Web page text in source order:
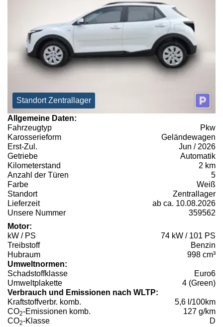
Standort Zentrallager
Allgemeine Daten:
Fahrzeugtyp
Pkw
Karosserieform
Geländewagen
Erst-Zul.
Jun / 2026
Getriebe
Automatik
Kilometerstand
2 km
Anzahl der Türen
5
Farbe
Weiß
Standort
Zentrallager
Lieferzeit
ab ca. 10.08.2026
Unsere Nummer
359562
Motor:
kW / PS
74 kW / 101 PS
Treibstoff
Benzin
Hubraum
998 cm³
Umweltnormen:
Schadstoffklasse
Euro6
Umweltplakette
4 (Green)
Verbrauch und Emissionen nach WLTP:
Kraftstoffverbr. komb.
5,6 l/100km
CO2-Emissionen komb.
127 g/km
CO2-Klasse D